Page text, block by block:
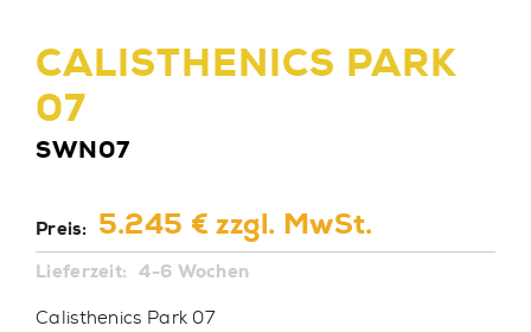
CALISTHENICS PARK
07
SWN07
Preis: 5.245 € zzgl. MwSt.
Lieferzeit: 4-6 Wochen
Calisthenics Park 07